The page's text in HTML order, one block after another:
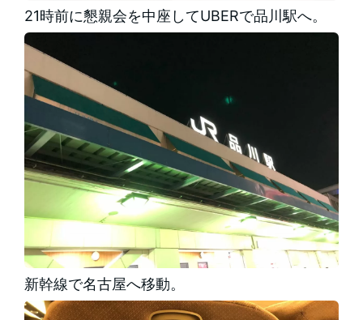
21時前に懇親会を中座してUBERで品川駅へ。
新幹線で名古屋へ移動。